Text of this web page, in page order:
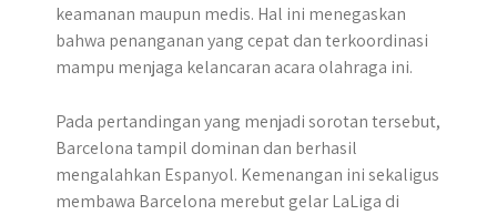
keamanan maupun medis. Hal ini menegaskan
bahwa penanganan yang cepat dan terkoordinasi
mampu menjaga kelancaran acara olahraga ini.
Pada pertandingan yang menjadi sorotan tersebut,
Barcelona tampil dominan dan berhasil
mengalahkan Espanyol. Kemenangan ini sekaligus
membawa Barcelona merebut gelar LaLiga di